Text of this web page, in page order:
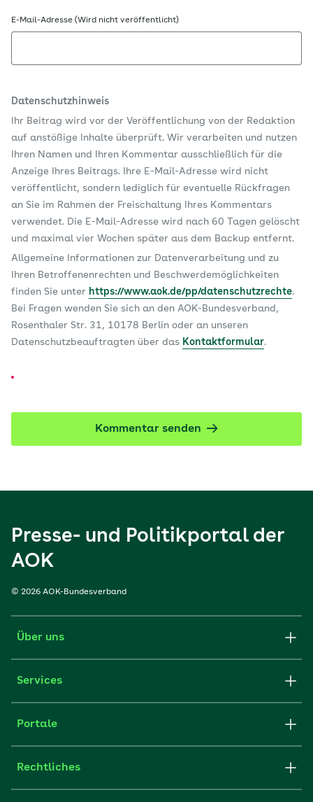
E-Mail-Adresse (Wird nicht veröffentlicht)
Datenschutzhinweis
Ihr Beitrag wird vor der Veröffentlichung von der Redaktion
auf anstößige Inhalte überprüft. Wir verarbeiten und nutzen
Ihren Namen und Ihren Kommentar ausschließlich für die
Anzeige Ihres Beitrags. Ihre E-Mail-Adresse wird nicht
veröffentlicht, sondern lediglich für eventuelle Rückfragen
an Sie im Rahmen der Freischaltung Ihres Kommentars
verwendet. Die E-Mail-Adresse wird nach 60 Tagen gelöscht
und maximal vier Wochen später aus dem Backup entfernt.
Allgemeine Informationen zur Datenverarbeitung und zu
Ihren Betroffenenrechten und Beschwerdemöglichkeiten
finden Sie unter https://www.aok.de/pp/datenschutzrechte.
Bei Fragen wenden Sie sich an den AOK-Bundesverband,
Rosenthaler Str. 31, 10178 Berlin oder an unseren
Datenschutzbeauftragten über das Kontaktformular.
Kommentar senden
Presse- und Politikportal der
AOK
© 2026 AOK-Bundesverband
Über uns
Services
Portale
Rechtliches